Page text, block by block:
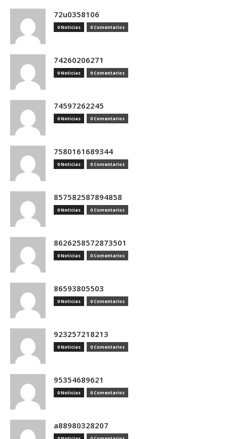
72u0358106
0 Noticias 0 Comentarios
74260206271
0 Noticias 0 Comentarios
74597262245
0 Noticias 0 Comentarios
7580161689344
0 Noticias 0 Comentarios
857582587894858
0 Noticias 0 Comentarios
8626258572873501
0 Noticias 0 Comentarios
86593805503
0 Noticias 0 Comentarios
923257218213
0 Noticias 0 Comentarios
95354689621
0 Noticias 0 Comentarios
a88980328207